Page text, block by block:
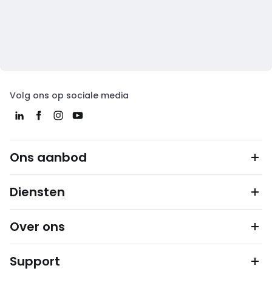
Volg ons op sociale media
Ons aanbod
Diensten
Over ons
Support